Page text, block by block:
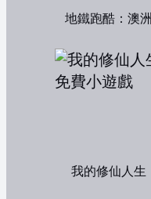
地鐵跑酷：澳洲
我的修仙人生